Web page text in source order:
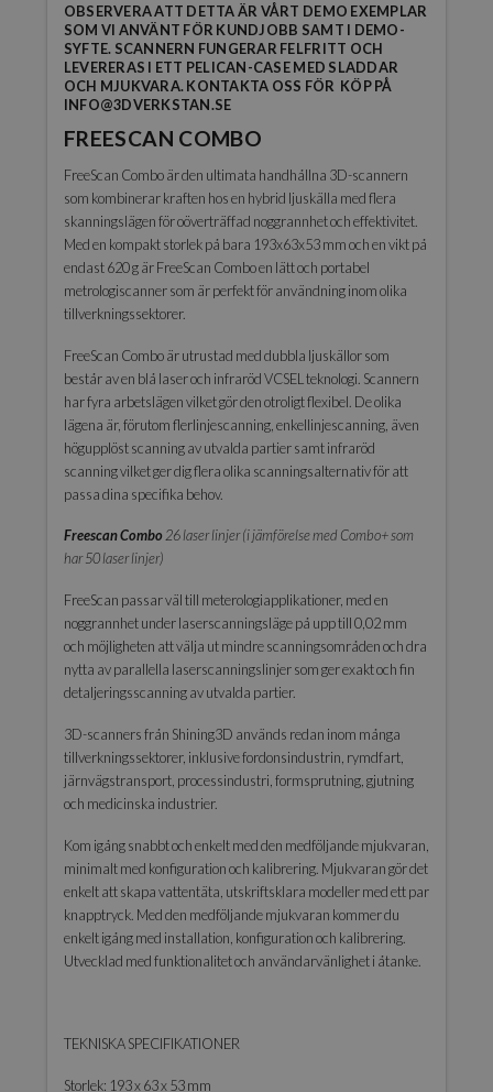
OBSERVERA ATT DETTA ÄR VÅRT DEMO EXEMPLAR
SOM VI ANVÄNT FÖR KUNDJOBB SAMT I DEMO-
SYFTE. SCANNERN FUNGERAR FELFRITT OCH
LEVERERAS I ETT PELICAN-CASE MED SLADDAR
OCH MJUKVARA. KONTAKTA OSS FÖR KÖP PÅ
INFO@3DVERKSTAN.SE
FREESCAN COMBO
FreeScan Combo är den ultimata handhållna 3D-scannern
som kombinerar kraften hos en hybrid ljuskälla med flera
skanningslägen för oöverträffad noggrannhet och effektivitet.
Med en kompakt storlek på bara 193x63x53 mm och en vikt på
endast 620 g är FreeScan Combo en lätt och portabel
metrologiscanner som är perfekt för användning inom olika
tillverkningssektorer.
FreeScan Combo är utrustad med dubbla ljuskällor som
består av en blå laser och infraröd VCSEL teknologi. Scannern
har fyra arbetslägen vilket gör den otroligt flexibel. De olika
lägena är, förutom flerlinjescanning, enkellinjescanning, även
högupplöst scanning av utvalda partier samt infraröd
scanning vilket ger dig flera olika scanningsalternativ för att
passa dina specifika behov.
Freescan Combo26 laser linjer (i jämförelse med Combo+ som
har 50 laser linjer)
FreeScan passar väl till meterologiapplikationer, med en
noggrannhet under laserscanningsläge på upp till 0,02 mm
och möjligheten att välja ut mindre scanningsområden och dra
nytta av parallella laserscanningslinjer som ger exakt och fin
detaljeringsscanning av utvalda partier.
3D-scanners från Shining3D används redan inom många
tillverkningssektorer, inklusive fordonsindustrin, rymdfart,
järnvägstransport, processindustri, formsprutning, gjutning
och medicinska industrier.
Kom igång snabbt och enkelt med den medföljande mjukvaran,
minimalt med konfiguration och kalibrering. Mjukvaran gör det
enkelt att skapa vattentäta, utskriftsklara modeller med ett par
knapptryck. Med den medföljande mjukvaran kommer du
enkelt igång med installation, konfiguration och kalibrering.
Utvecklad med funktionalitet och användarvänlighet i åtanke.
TEKNISKA SPECIFIKATIONER
Storlek: 193 x 63 x 53 mm